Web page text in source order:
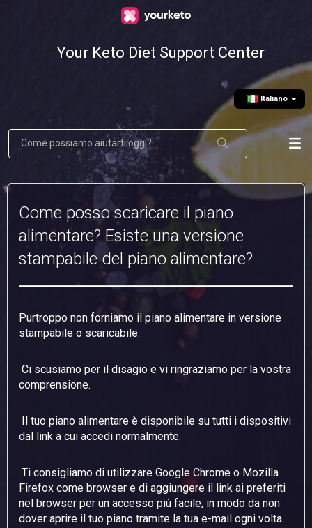
Your Keto Diet Support Center
Italiano
Come posso scaricare il piano
alimentare? Esiste una versione
stampabile del piano alimentare?
Purtroppo non forniamo il piano alimentare in versione
stampabile o scaricabile.
Ci scusiamo per il disagio e vi ringraziamo per la vostra
comprensione.
Il tuo piano alimentare è disponibile su tutti i dispositivi
dal link a cui accedi normalmente.
Ti consigliamo di utilizzare Google Chrome o Mozilla
Firefox come browser e di aggiungere il link ai preferiti
nel browser per un accesso più facile, in modo da non
dover aprire il tuo piano tramite la tua e-mail ogni volta.